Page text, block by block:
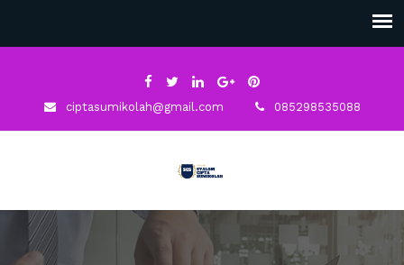
ciptasumikolah@gmail.com 085298535088